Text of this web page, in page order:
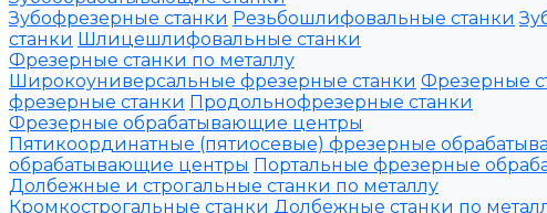
Зубофрезерные станки Резьбошлифовальные станки
станки Шлицешлифовальные станки
Фрезерные станки по металлу
Широкоуниверсальные фрезерные станки Фрезерные
фрезерные станки Продольнофрезерные станки
Фрезерные обрабатывающие центры
Пятикоординатные (пятиосевые) фрезерные
обрабатывающие центры Портальные фрезерные
Долбежные и строгальные станки по металлу
Кромкострогальные станки Долбежные станки по